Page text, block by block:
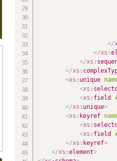
</
</xs:
</xs:
</xs:
<xs: unique
<xs:
<xs: field
</xs: unique>
<xs: keyref
<xs:
<xs: field
</xs: keyref>
</xs:element>